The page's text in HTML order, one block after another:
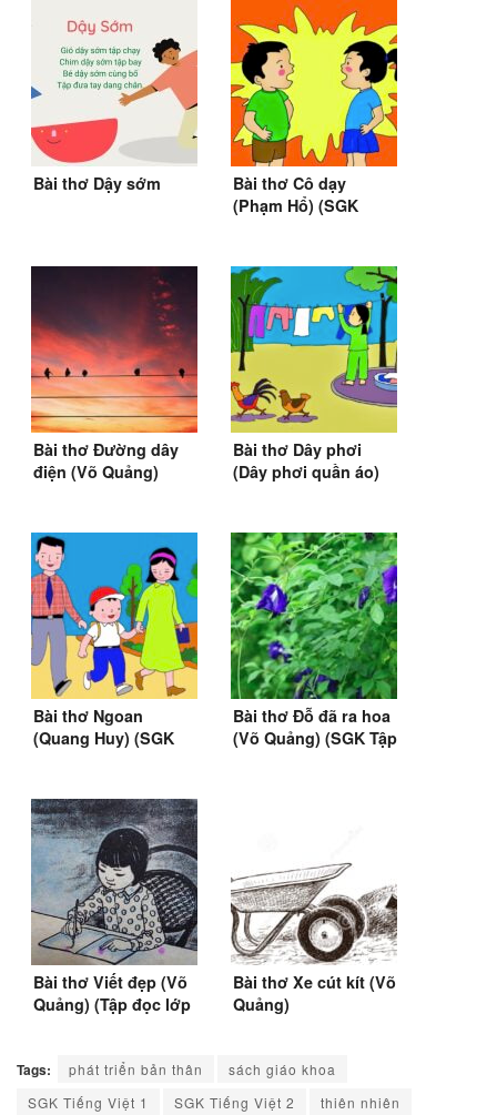
Bài thơ Dậy sớm
Bài thơ Cô dạy
(Phạm Hổ) (SGK
Bài thơ Đường dây
điện (Võ Quảng)
Bài thơ Dây phơi
(Dây phơi quần áo)
Bài thơ Ngoan
(Quang Huy) (SGK
Bài thơ Đỗ đã ra hoa
(Võ Quảng) (SGK Tập
Bài thơ Viết đẹp (Võ
Quảng) (Tập đọc lớp
Bài thơ Xe cút kít (Võ
Quảng)
Tags: phát triển bản thân
sách giáo khoa
SGK Tiếng Việt 1
SGK Tiếng Việt 2
thiên nhiên